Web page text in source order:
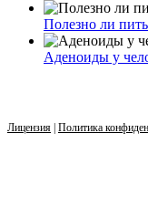
Полезно ли
Аденоиды у
Лицензия | Политика